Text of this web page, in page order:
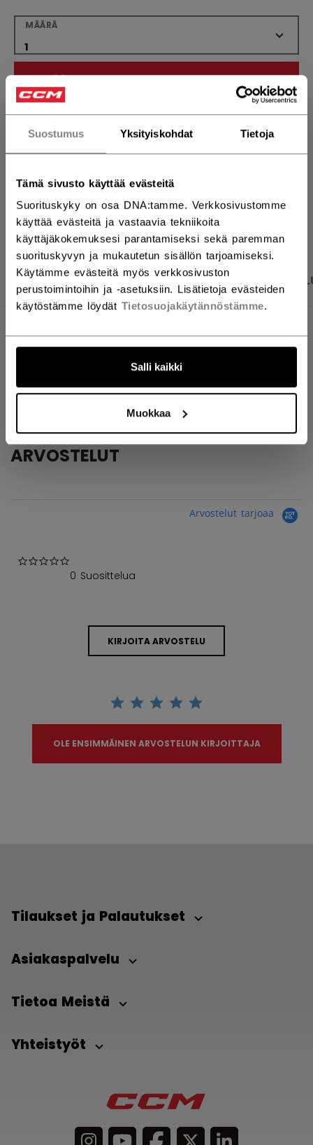
Suostumus Yksityiskohdat Tietoja
Tämä sivusto käyttää evästeitä
Suorituskyky on osa DNA:tamme. Verkkosivustomme
käyttää evästeitä ja vastaavia tekniikoita
käyttäjäkokemuksesi parantamiseksi sekä paremman
suorituskyvyn ja mukautetun sisällön tarjoamiseksi.
Käytämme evästeitä myös verkkosivuston
perustoimintoihin ja -asetuksiin. Lisätietoja evästeiden
käytöstämme löydät Tietosuojakäytännöstämme.
Salli kaikki
Muokkaa
MÄÄRÄ
LISÄÄ OSTOSKORIIN
ETSI MYYMÄLÄSTÄ
Toimitusehdot Ilmainen palautus
AVAA
TUOTEKUVAT TEKNISET TIEDOT
TEKNISET TIEDOT
TAPECLOTSB-SR
AGE GROUP
Senior
ARVOSTELUT
Arvostelut tarjoaa
0 Suosittelua
KIRJOITA ARVOSTELU
OLE ENSIMMÄINEN ARVOSTELUN KIRJOITTAJA
Tilaukset ja Palautukset
Asiakaspalvelu
Tietoa Meistä
Yhteistyöt